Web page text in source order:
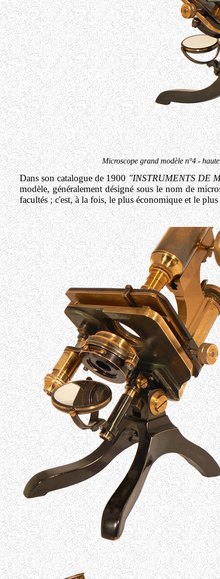
Microscope grand modèle n°4 -
Dans son catalogue de 1900"INSTRUMENTS DE
modèle, généralement désigné sous le nom de
facultés ; c'est, à la fois, le plus économique et le